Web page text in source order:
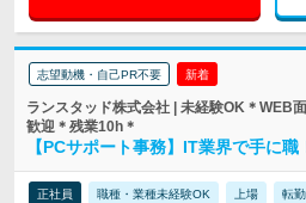
志望動機・自己PR不要 新着
ランスタッド株式会社 | 未経験OK＊WEB
歓迎＊残業10h＊
【PCサポート事務】IT業界で手に
正社員 職種・業種未経験OK 上場 転勤